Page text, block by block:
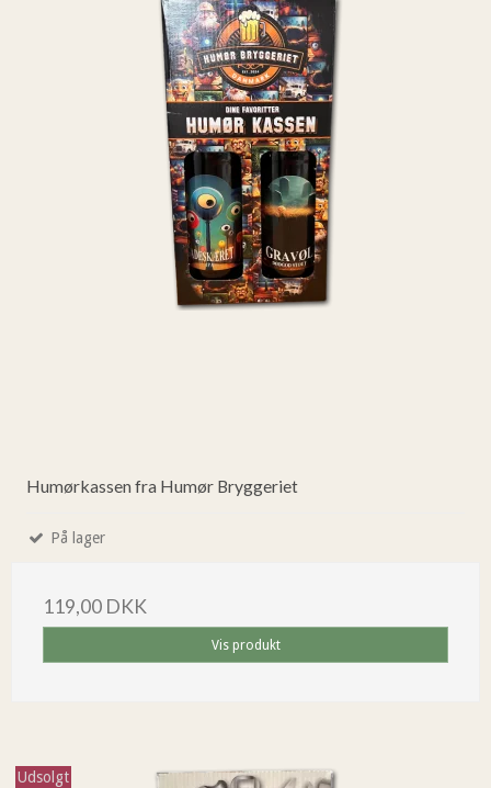
Humørkassen fra Humør Bryggeriet
På lager
119,00 DKK
Vis produkt
Udsolgt